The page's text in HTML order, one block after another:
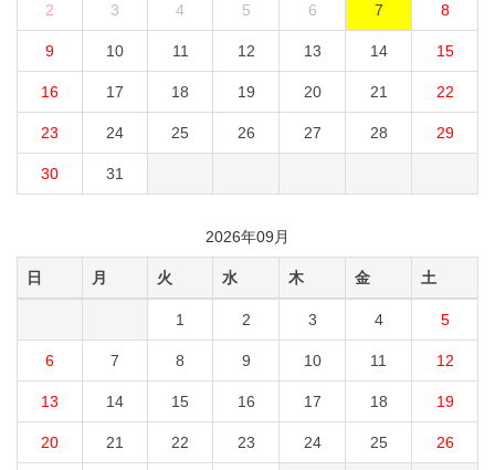
2 3 4 5 6 7 8
9 10 11 12 13 14 15
16 17 18 19 20 21 22
23 24 25 26 27 28 29
30 31
2026年09月
日 月 火 水 木 金 土
1 2 3 4 5
6 7 8 9 10 11 12
13 14 15 16 17 18 19
20 21 22 23 24 25 26